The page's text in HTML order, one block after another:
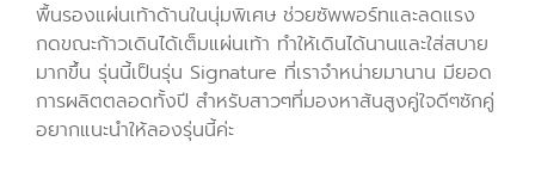
พื้นรองแผ่นเท้าด้านในนุ่มพิเศษ ช่วยซัพพอร์ทและลดแรง
กดขณะก้าวเดินได้เต็มแผ่นเท้า ทำให้เดินได้นานและใส่สบาย
มากขึ้น รุ่นนี้เป็นรุ่น Signature ที่เราจำหน่ายมานาน มียอด
การผลิตตลอดทั้งปี สำหรับสาวๆที่มองหาส้นสูงคู่ใจดีๆซักคู่
อยากแนะนำให้ลองรุ่นนี้ค่ะ